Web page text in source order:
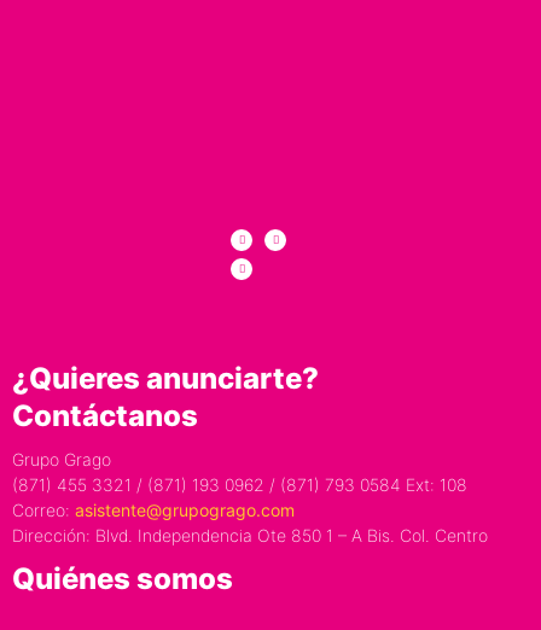
¿Quieres anunciarte?
Contáctanos
Grupo Grago
(871) 455 3321 / (871) 193 0962 / (871) 793 0584 Ext: 108
Correo: asistente@grupogrago.com
Dirección: Blvd. Independencia Ote 850 1 – A Bis. Col. Centro
Quiénes somos